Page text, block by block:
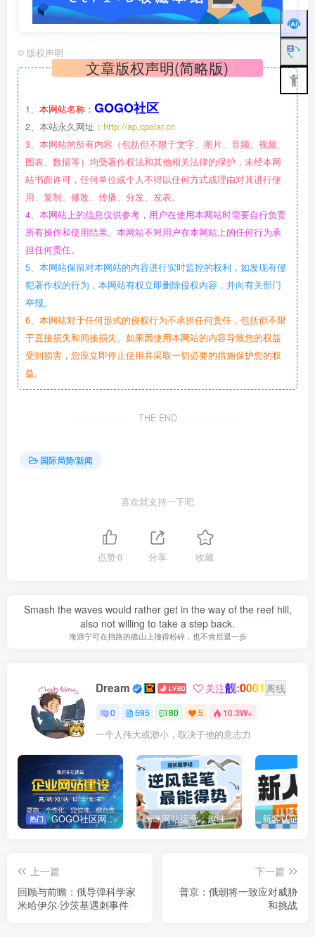
© 版权声明
文章版权声明(简略版)
1、 本网站名称： GOGO社区
2、本站永久网址： http://ap.cpolar.cn
3、本网站的所有内容（包括但不限于文字、图片、音频、视频、
图表、数据等）均受著作权法和其他相关法律的保护，未经本网
站书面许可，任何单位或个人不得以任何方式或理由对其进行使
用、复制、修改、传播、分发、发表。
4、本网站上的信息仅供参考，用户在使用本网站时需要自行负责
所有操作和使用结果。本网站不对用户在本网站上的任何行为承
担任何责任。
5、本网站保留对本网站的内容进行实时监控的权利，如发现有侵
犯著作权的行为，本网站有权立即删除侵权内容，并向有关部门
举报。
6、本网站对于任何形式的侵权行为不承担任何责任，包括但不限
于直接损失和间接损失。如果因使用本网站的内容导致您的权益
受到损害，您应立即停止使用并采取一切必要的措施保护您的权
益。
THE END
国际局势/新闻
喜欢就支持一下吧
点赞0 分享 收藏
Smash the waves would rather get in the way of the reef hill,
also not willing to take a step back.
海浪宁可在挡路的礁山上撞得粉碎，也不肯后退一步
Dream 关注靓:0001 离线
0 595 80 5 10.3W+
一个人伟大或渺小，取决于他的意志力
热门 GOGO社区网站搭建(自助服务) 咪咪网站运营：趣味性悄悄飘起的成功风头 新客认证优
上一篇
回顾与前瞻：俄导弹科学家
米哈伊尔·沙茨基遇刺事件
下一篇
普京：俄朝将一致应对威胁
和挑战